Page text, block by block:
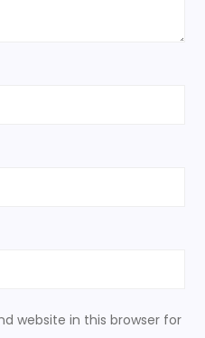
website in this browser for